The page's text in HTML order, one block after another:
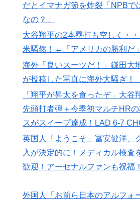
▶ 【あんこ】やる夫は神州日乃本を
んちゃって武侠モノ】 第9話 おお
られるのですか！？
▶ 英国人「ようこそ」冨安健洋、ク
決定的に！メディカル検査をパス
ーセナルファンも祝福！【海外の
「二人は父も母も同じきょうだい
2004年、別々に養子に迎えられた
けたDNA検査
▶
バペ、今季無冠でも初受賞か!?海
とは!?【海外の反応】
海外「日本のアニメは世界観や設
は・・・？ 海外の反応
だとイマナガ節を炸裂「NPBで
なの？」
大谷翔平の2本塁打も空しく・
米騒然！←「アメリカの勝利だ
海外「良いスーツだ！」鎌田大
が投稿した写真に海外大騒ぎ！
「翔平が昇太を食ったぞ」大谷
先頭打者弾＋今季初マルチHR
スがスイープ達成！LAD 6-7
英国人「ようこそ」冨安健洋、
入が決定的に！メディカル検査
歓迎！アーセナルファンも祝福
外国人「お前ら日本のアルフォ